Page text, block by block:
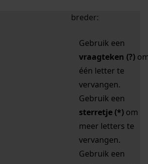
breder:
Gebruik een
vraagteken (?)
één letter te
vervangen.
Gebruik een
sterretje (*) om
meer letters te
vervangen.
Gebruik een